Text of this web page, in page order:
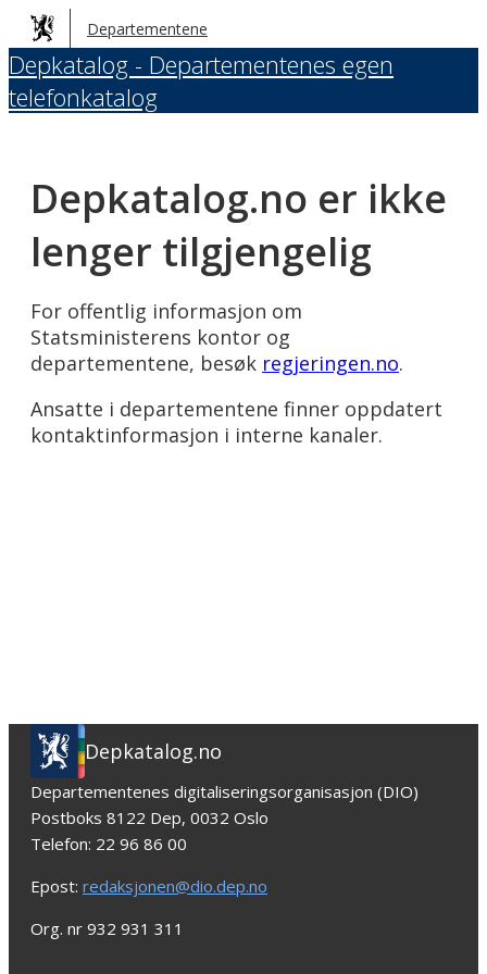
Hopp
til
hovedinnhold
Departementene
Depkatalog - Departementenes egen
telefonkatalog
Depkatalog.no er ikke
lenger tilgjengelig
For offentlig informasjon om
Statsministerens kontor og
departementene, besøk regjeringen.no.
Ansatte i departementene finner oppdatert
kontaktinformasjon i interne kanaler.
Depkatalog.no
Departementenes digitaliseringsorganisasjon (DIO)
Postboks 8122 Dep, 0032 Oslo
Telefon: 22 96 86 00
Epost: redaksjonen@dio.dep.no
Org. nr 932 931 311